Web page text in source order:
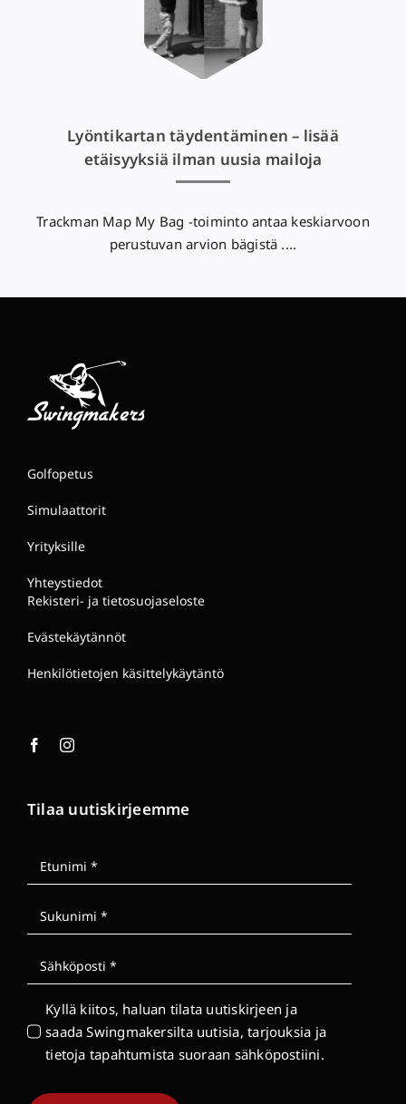
Lyöntikartan täydentäminen – lisää
etäisyyksiä ilman uusia mailoja
Trackman Map My Bag -toiminto antaa keskiarvoon
perustuvan arvion bägistä ....
Golfopetus
Simulaattorit
Yrityksille
Yhteystiedot
Rekisteri- ja tietosuojaseloste
Evästekäytännöt
Henkilötietojen käsittelykäytäntö
Tilaa uutiskirjeemme
Kyllä kiitos, haluan tilata uutiskirjeen ja
saada Swingmakersilta uutisia, tarjouksia ja
tietoja tapahtumista suoraan sähköpostiini.